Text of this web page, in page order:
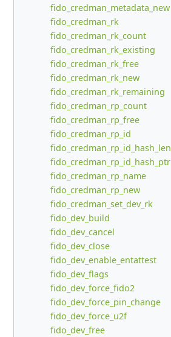
fido_credman_metadata_new
fido_credman_rk
fido_credman_rk_count
fido_credman_rk_existing
fido_credman_rk_free
fido_credman_rk_new
fido_credman_rk_remaining
fido_credman_rp_count
fido_credman_rp_free
fido_credman_rp_id
fido_credman_rp_id_hash_len
fido_credman_rp_id_hash_ptr
fido_credman_rp_name
fido_credman_rp_new
fido_credman_set_dev_rk
fido_dev_build
fido_dev_cancel
fido_dev_close
fido_dev_enable_entattest
fido_dev_flags
fido_dev_force_fido2
fido_dev_force_pin_change
fido_dev_force_u2f
fido_dev_free